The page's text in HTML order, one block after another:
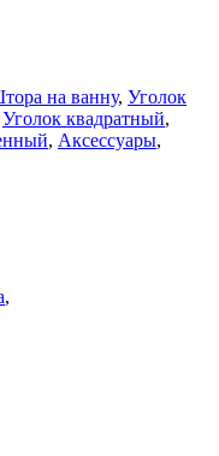
на ванну, Уголок
Уголок квадратный,
, Аксессуары,
,